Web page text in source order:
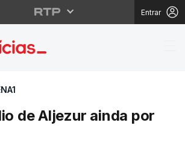
Entrar
de
de Aljezur ainda por